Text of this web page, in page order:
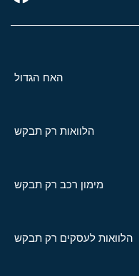
האח הגדול
הלוואות רק תבקש
מימון רכב רק תבקש
הלוואות לעסקים רק תבקש